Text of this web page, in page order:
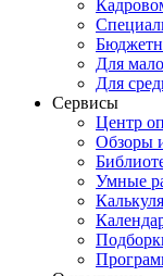
Для
Для
Сервисы
Центр
Обзоры
Умные